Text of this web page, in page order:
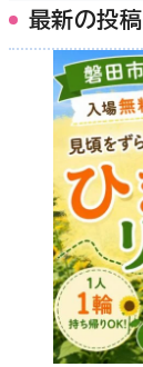
最新の投稿